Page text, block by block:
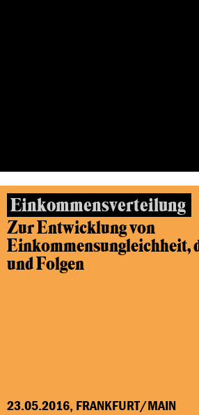
Einkommensverteilung
Zur Entwicklung von
Einkommensungleichheit,
und Folgen
23.05.2016, FRANKFURT/MAIN